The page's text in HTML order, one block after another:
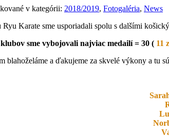
v kategórii: 2018/2019, Fotogaléria, News
Karate sme usporiadali spolu s dalšími
sme vybojovali najviac medailí = 30 ( 11
blahoželáme a ďakujeme za skvelé výkony a tu